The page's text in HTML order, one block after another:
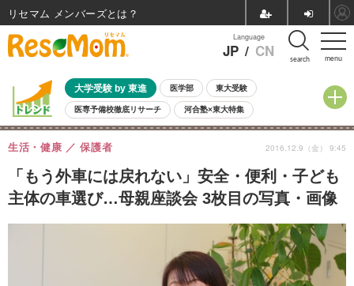
menu
Language
JP / CN search
大学受験 by 東進 医学部 東大受験
医専予備校徹底リサーチ 河合塾×東大特集
親子で考える大学選び 高校受験 中学受験 小学校受験
共通テスト 夏休み
8月開催イベント・WS 全国公立高校 過去問 人気記事
自由研究教材（小学生向け） 自由研究教材（中学生向け） ランキング
「もう外車には戻れない」安全・便利・子ども
主体の車選び…母親座談会 3枚目の写真・画像
生活・健康 保護者 2016.12.9（金） 9:45
リセマム メンバーズ